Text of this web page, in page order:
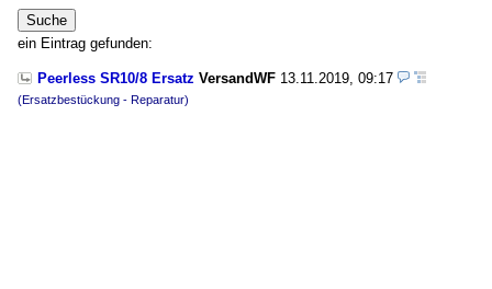
Suche
ein Eintrag gefunden:
Peerless SR10/8 Ersatz VersandWF 13.11.2019, 09:17
(Ersatzbestückung - Reparatur)